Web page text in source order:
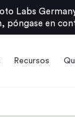
Labs
póngase en
Recursos